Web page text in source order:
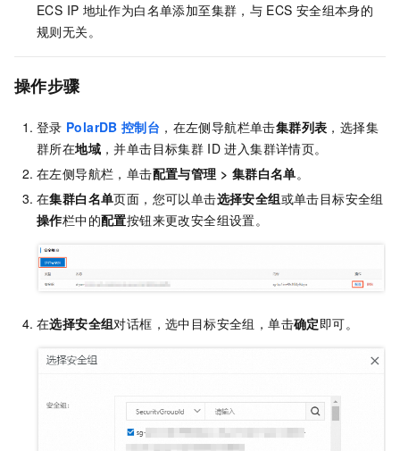
ECS IP 地址作为白名单添加至集群，与 ECS 安全组本身的
规则无关。
操作步骤
登录 PolarDB 控制台 ，在左侧导航栏单击集群列表 ，选择集
群所在地域 ，并单击目标集群 ID 进入集群详情页。
在左侧导航栏，单击配置与管理 > 集群白名单。
在集群白名单页面，您可以单击选择安全组或单击目标安全组
操作栏中的配置按钮来更改安全组设置。
在选择安全组对话框，选中目标安全组，单击确定即可。